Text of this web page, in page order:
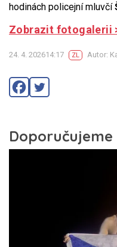
hodinách policejní mluvčí
Zobrazit fotogalerii
24. 4. 202614:17 ZL Autor: